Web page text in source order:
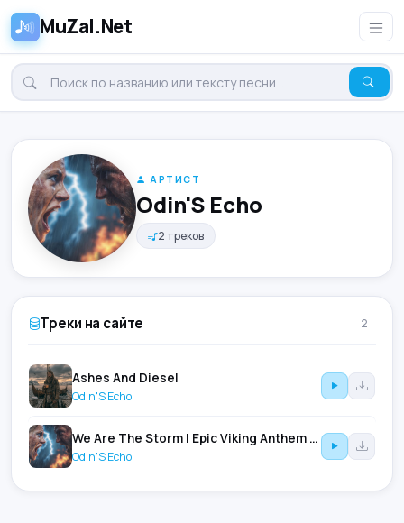
MuZal.Net
АРТИСТ
Odin'S Echo
2 треков
Треки на сайте 2
Ashes And Diesel
Odin'S Echo
We Are The Storm | Epic Viking Anthem | Norse Warrior Music
Odin'S Echo